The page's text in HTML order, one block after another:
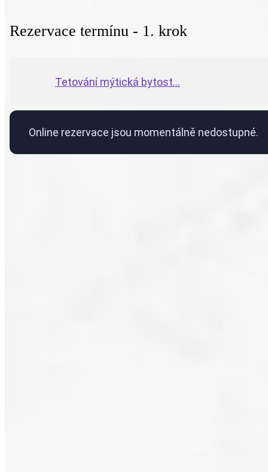
Rezervace termínu - 1. krok
Tetování mýtická bytost...
Online rezervace jsou momentálně nedostupné.